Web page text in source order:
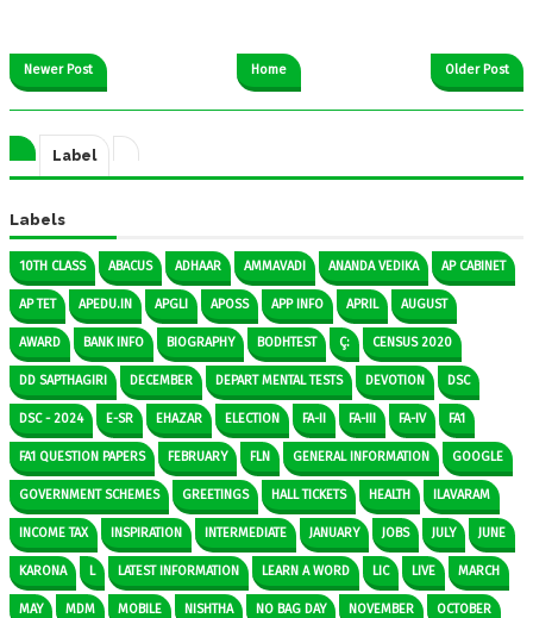
Newer Post Older Post
Home
Label
Labels
10TH CLASS ABACUS ADHAAR AMMAVADI ANANDA VEDIKA AP CABINET
AP TET APEDU.IN APGLI APOSS APP INFO APRIL AUGUST
AWARD BANK INFO BIOGRAPHY BODHTEST Ç: CENSUS 2020
DD SAPTHAGIRI DECEMBER DEPART MENTAL TESTS DEVOTION DSC
DSC - 2024 E-SR EHAZAR ELECTION FA-II FA-III FA-IV FA1
FA1 QUESTION PAPERS FEBRUARY FLN GENERAL INFORMATION GOOGLE
GOVERNMENT SCHEMES GREETINGS HALL TICKETS HEALTH ILAVARAM
INCOME TAX INSPIRATION INTERMEDIATE JANUARY JOBS JULY JUNE
KARONA L LATEST INFORMATION LEARN A WORD LIC LIVE MARCH
MAY MDM MOBILE NISHTHA NO BAG DAY NOVEMBER OCTOBER